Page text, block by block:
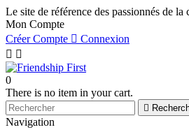
Le site de référence des passionnés de la
Mon Compte
Créer Compte  Connexion
 
0
There is no item in your cart.

Navigation